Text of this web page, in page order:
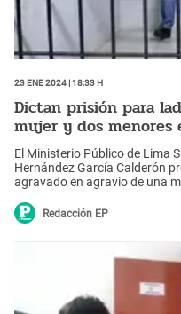
23 Ene 2024 | 18:33 h
Dictan prisión para
mujer y dos menores
El Ministerio Público de Lima
Hernández García Calderón
agravado en agravio de una
Redacción EP